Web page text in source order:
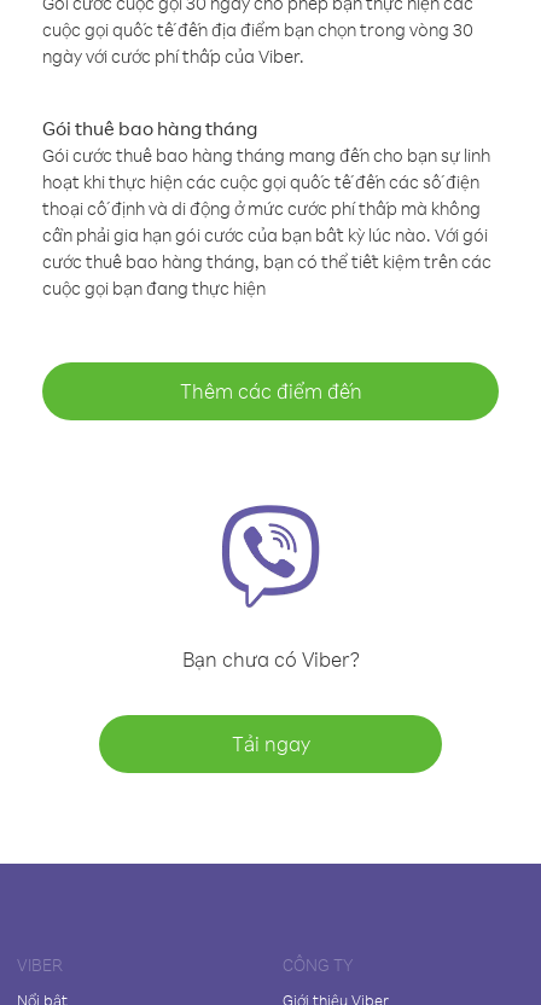
cuộc gọi quốc tế đến địa điểm bạn chọn trong vòng 30
ngày với cước phí thấp của Viber.
Gói thuê bao hàng tháng
Gói cước thuê bao hàng tháng mang đến cho bạn sự linh
hoạt khi thực hiện các cuộc gọi quốc tế đến các số điện
thoại cố định và di động ở mức cước phí thấp mà không
cần phải gia hạn gói cước của bạn bất kỳ lúc nào. Với gói
cước thuê bao hàng tháng, bạn có thể tiết kiệm trên các
cuộc gọi bạn đang thực hiện
Thêm các điểm đến
Bạn chưa có Viber?
Tải ngay
VIBER
Nổi bật
CÔNG TY
Giới thiệu Viber